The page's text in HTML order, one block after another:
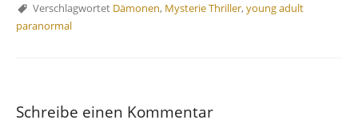
Verschlagwortet Dämonen, Mysterie Thriller,young adult
paranormal
Schreibe einen Kommentar